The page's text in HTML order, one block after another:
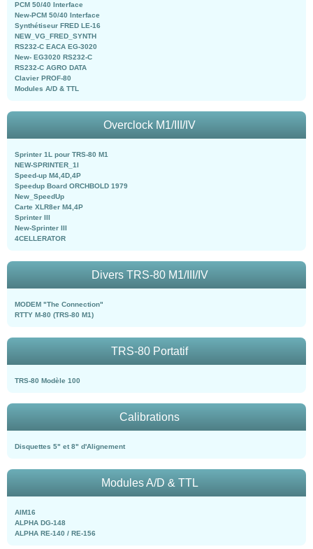
PCM 50/40 Interface
New-PCM 50/40 Interface
Synthétiseur FRED LE-16
NEW_VG_FRED_SYNTH
RS232-C EACA EG-3020
New- EG3020 RS232-C
RS232-C AGRO DATA
Clavier PROF-80
Modules A/D & TTL
Overclock M1/III/IV
Sprinter 1L pour TRS-80 M1
NEW-SPRINTER_1l
Speed-up M4,4D,4P
Speedup Board ORCHBOLD 1979
New_SpeedUp
Carte XLR8er M4,4P
Sprinter III
New-Sprinter III
4CELLERATOR
Divers TRS-80 M1/III/IV
MODEM "The Connection"
RTTY M-80 (TRS-80 M1)
TRS-80 Portatif
TRS-80 Modèle 100
Calibrations
Disquettes 5" et 8" d'Alignement
Modules A/D & TTL
AIM16
ALPHA DG-148
ALPHA RE-140 / RE-156